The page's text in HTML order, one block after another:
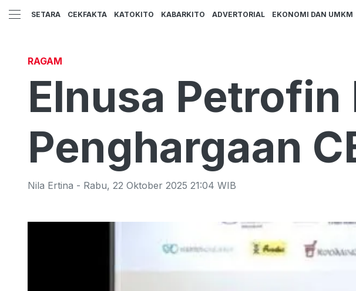
SETARA CEKFAKTA KATOKITO KABARKITO ADVERTORIAL EKONOMI DAN UMKM
RAGAM
Elnusa Petrofin
Penghargaan
Nila Ertina - Rabu, 22 Oktober 2025 21:04 WIB